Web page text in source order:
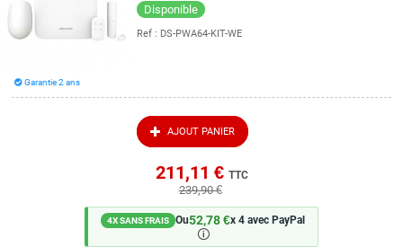
Disponible
Ref : DS-PWA64-KIT-WE
Garantie 2 ans
AJOUT PANIER
211,11 € TTC
239,90 €
4X SANS FRAIS Ou52,78 €x 4 avec PayPal
🛈